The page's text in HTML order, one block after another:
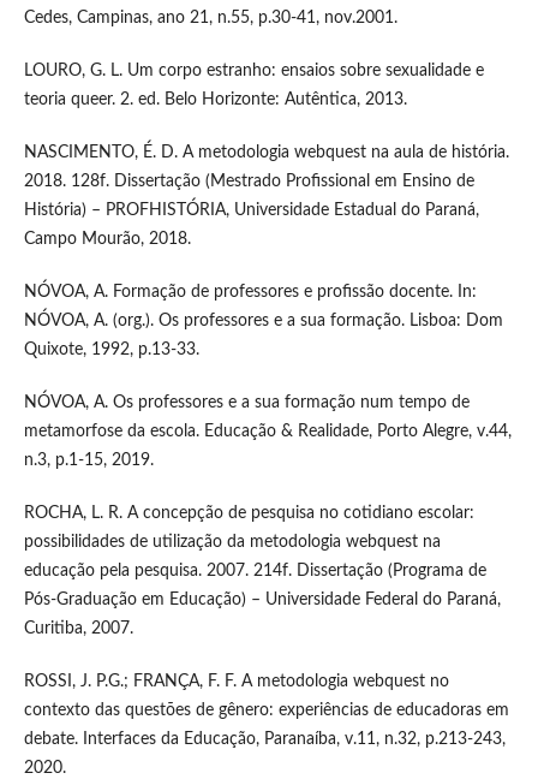
Cedes, Campinas, ano 21, n.55, p.30-41, nov.2001.
LOURO, G. L. Um corpo estranho: ensaios sobre sexualidade e
teoria queer. 2. ed. Belo Horizonte: Autêntica, 2013.
NASCIMENTO, É. D. A metodologia webquest na aula de história.
2018. 128f. Dissertação (Mestrado Profissional em Ensino de
História) – PROFHISTÓRIA, Universidade Estadual do Paraná,
Campo Mourão, 2018.
NÓVOA, A. Formação de professores e profissão docente. In:
NÓVOA, A. (org.). Os professores e a sua formação. Lisboa: Dom
Quixote, 1992, p.13-33.
NÓVOA, A. Os professores e a sua formação num tempo de
metamorfose da escola. Educação & Realidade, Porto Alegre, v.44,
n.3, p.1-15, 2019.
ROCHA, L. R. A concepção de pesquisa no cotidiano escolar:
possibilidades de utilização da metodologia webquest na
educação pela pesquisa. 2007. 214f. Dissertação (Programa de
Pós-Graduação em Educação) – Universidade Federal do Paraná,
Curitiba, 2007.
ROSSI, J. P.G.; FRANÇA, F. F. A metodologia webquest no
contexto das questões de gênero: experiências de educadoras em
debate. Interfaces da Educação, Paranaíba, v.11, n.32, p.213-243,
2020.